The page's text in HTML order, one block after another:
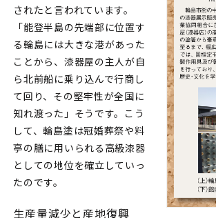
されたと言われています。
「能登半島の先端部に位置す
る輪島には大きな港があった
ことから、漆器屋の主人が自
ら北前船に乗り込んで行商し
て回り、その堅牢性が全国に
知れ渡った」そうです。こう
して、輪島塗は冠婚葬祭や料
亭の膳に用いられる高級漆器
としての地位を確立していっ
たのです。
生産量減少と産地復興